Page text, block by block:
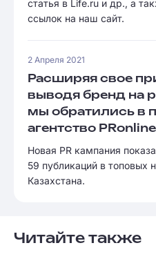
статья в Life.ru и др., а
ссылок на наш сайт.
2 Апреля 2021
Расширяя свое
выводя бренд на
мы обратились в
агентство
Новая PR кампания
59 публикаций в топовых
Казахстана.
Читайте также